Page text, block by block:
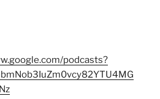
podcasts?